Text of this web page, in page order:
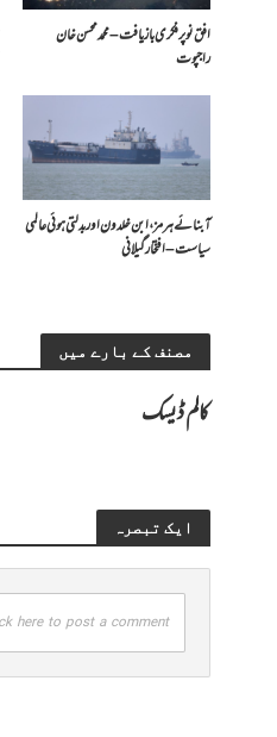
افق نو پر فکری بازیافت – محمد محسن خان
راجپوت
آبنائے ہرمز، ابن خلدون اور بدلتی ہوئی عالمی
سیاست – افتخار گیلانی
مصنف کے بارے میں
کالم ڈیسک
ایک تبصرہ
here to post a comment